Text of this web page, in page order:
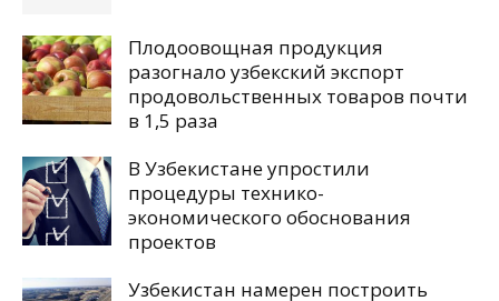
Плодоовощная продукция
разогнало узбекский экспорт
продовольственных товаров почти
в 1,5 раза
В Узбекистане упростили
процедуры технико-
экономического обоснования
проектов
Узбекистан намерен построить